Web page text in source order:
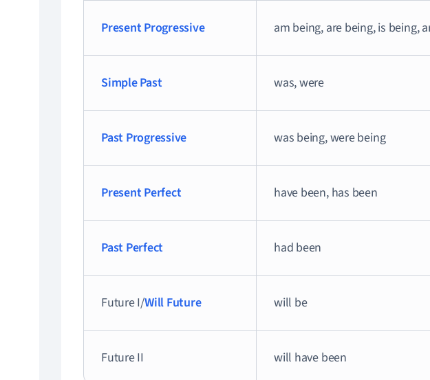
Present Progressive am being, are being, is being,
Simple Past was, were
Past Progressive was being, were being
Present Perfect have been, has been
Past Perfect had been
Future I/Will Future will be
Future II will have been